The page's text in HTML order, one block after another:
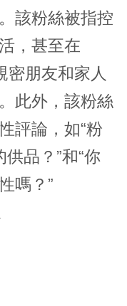
該粉絲被指控
，甚至在
密朋友和家人
此外，該粉絲
評論，如“粉
品？”和“你
嗎？”